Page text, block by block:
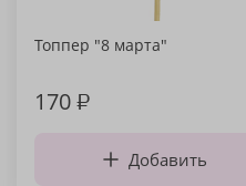
Топпер "8 марта"
170₽
Добавить